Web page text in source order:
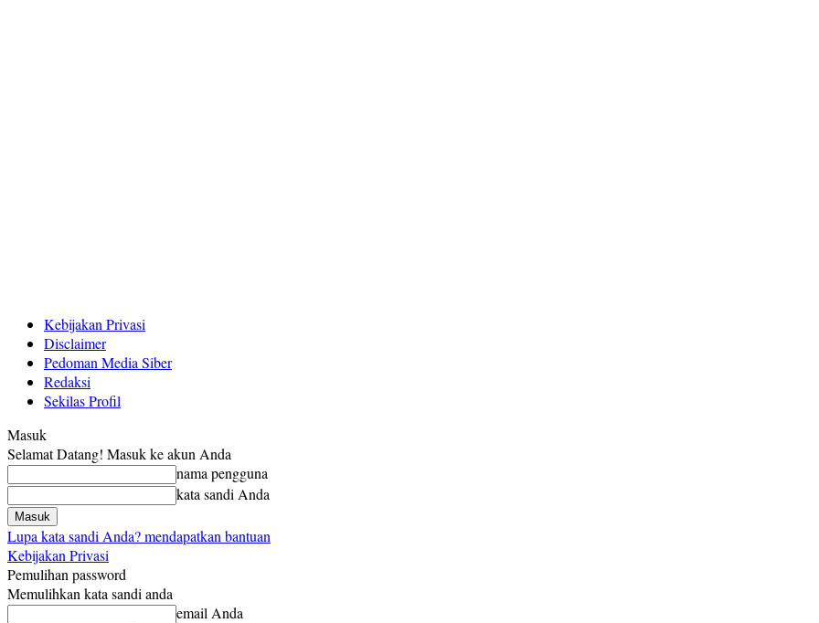
Kebijakan Privasi
Disclaimer
Pedoman Media Siber
Redaksi
Sekilas Profil
Masuk
Selamat Datang! Masuk ke akun Anda
nama pengguna
kata sandi Anda
Lupa kata sandi Anda? mendapatkan bantuan
Kebijakan Privasi
Pemulihan password
Memulihkan kata sandi anda
email Anda